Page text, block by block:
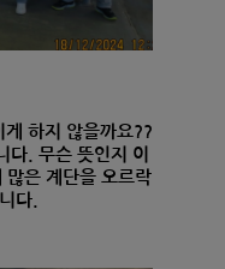
하지 않을까요??
다. 무슨 뜻인지 이
많은 계단을 오르락
다.